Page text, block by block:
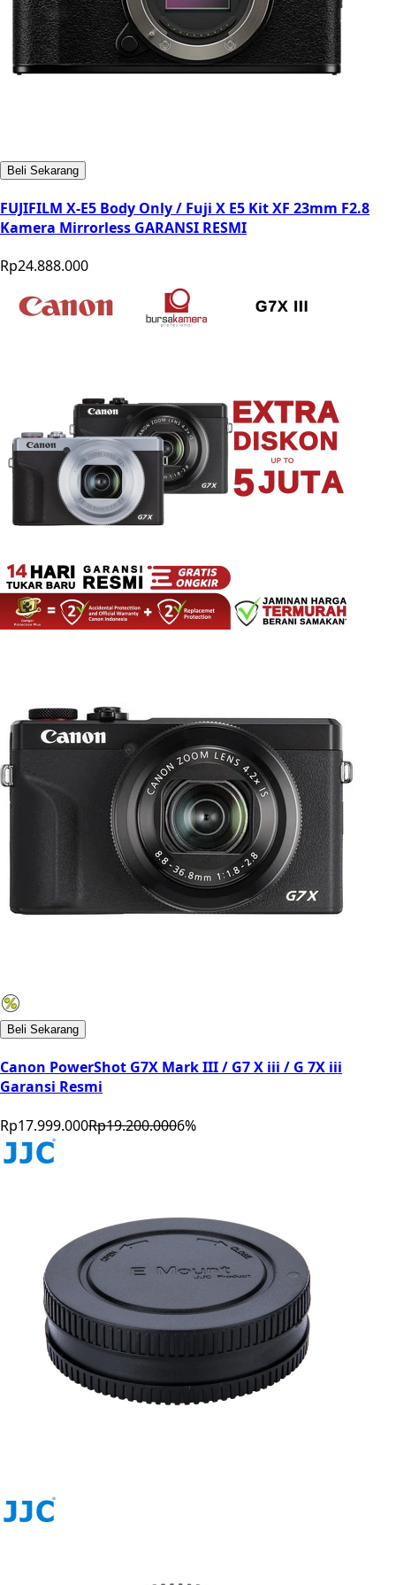
Beli Sekarang
FUJIFILM X-E5 Body Only / Fuji X E5 Kit XF 23mm F2.8
Kamera Mirrorless GARANSI RESMI
Rp24.888.000
Beli Sekarang
Canon PowerShot G7X Mark III / G7 X iii / G 7X iii
Garansi Resmi
Rp17.999.000Rp19.200.0006%